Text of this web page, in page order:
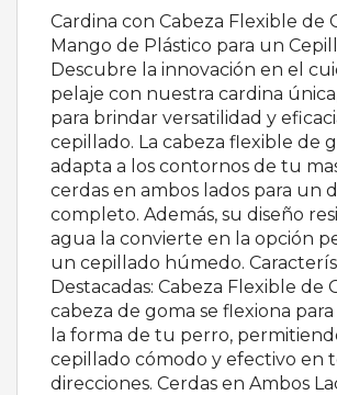
Cardina con Cabeza Flexible de
Mango de Plástico para un
Descubre la innovación en el
pelaje con nuestra cardina
para brindar versatilidad y
cepillado. La cabeza flexible de
adapta a los contornos de tu
cerdas en ambos lados para un
completo. Además, su diseño
agua la convierte en la opción
un cepillado húmedo.
Destacadas: Cabeza Flexible de
cabeza de goma se flexiona
la forma de tu perro,
cepillado cómodo y efectivo en
direcciones. Cerdas en Ambos